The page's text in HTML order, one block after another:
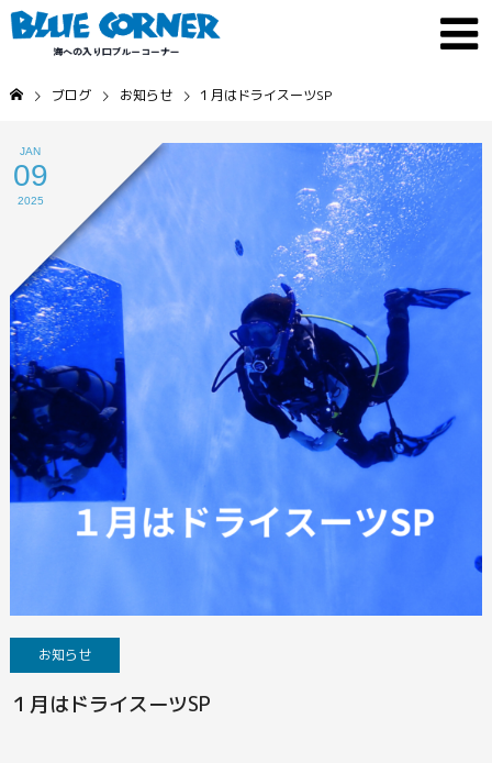
ブログ お知らせ １月はドライスーツSP
JAN
09
2025
お知らせ
１月はドライスーツSP